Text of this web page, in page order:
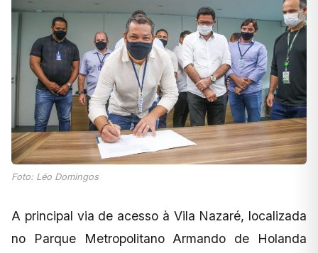
Foto: Léo Domingos
A principal via de acesso à Vila Nazaré, localizada
no Parque Metropolitano Armando de Holanda